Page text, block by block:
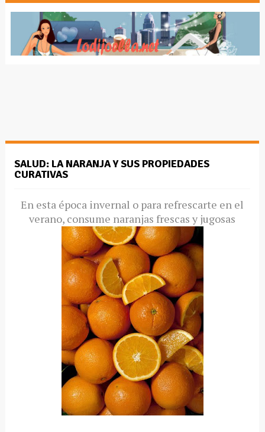
SALUD: LA NARANJA Y SUS PROPIEDADES
CURATIVAS
En esta época invernal o para refrescarte en el
verano, consume naranjas frescas y jugosas